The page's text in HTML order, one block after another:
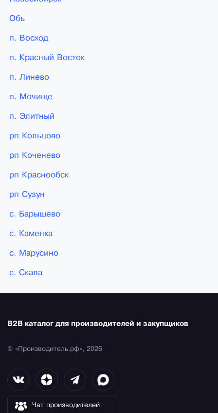
Обь
п. Восход
п. Красный Восток
п. Линево
п. Мочище
п. Элитный
рп Кольцово
рп Коченево
рп Краснообск
рп Сузун
с. Барышево
с. Каменка
с. Марусино
с. Скала
B2B каталог для производителей и закупщиков
© «Производитель.рф», 2026
Чат производителей